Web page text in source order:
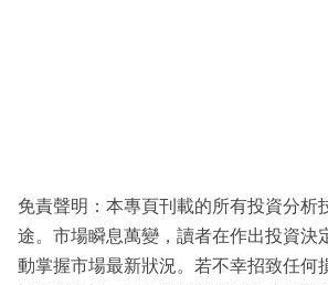
免責聲明：本專頁刊載的所有投資分析
途。市場瞬息萬變，讀者在作出投資決
動掌握市場最新狀況。若不幸招致任何